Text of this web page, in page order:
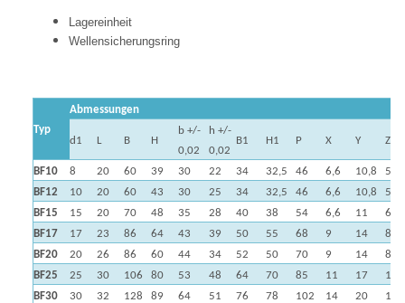
Lagereinheit
Wellensicherungsring
Typ
Abmessungen
d1 L B H
b +/-
0,02
h +/-
0,02
B1 H1 P X Y Z
BF10 8 20 60 39 30 22 34 32,5 46 6,6 10,8
5
BF12
10 20 60 43 30 25 34 32,5 46 6,6 10,8
5,5
BF15
15 20 70 48 35 28 40 38 54 6,6 11
6,5
BF17
17 23 86 64 43 39 50 55 68 9 14
8,5
BF20
20 26 86 60 44 34 52 50 70 9 14
8,5
BF25
25 30 106 80 53 48 64 70 85 11 17
11
BF30
30 32 128 89 64 51 76 78 102 14 20
13